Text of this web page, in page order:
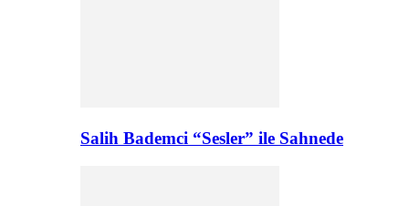
Salih Bademci “Sesler” ile Sahnede